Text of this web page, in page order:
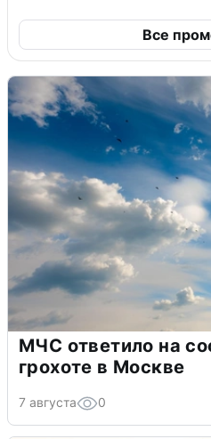
Все
МЧС ответило на
грохоте в Москве
7 августа 0